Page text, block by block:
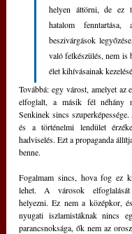
helyen áttörni, de ez
hatalom
beszivárgások
való felkészülés, nem is
élet kihívásainak
Továbbá: egy várost, amelyet az
elfoglalt, a másik fél néhány
Senkinek sincs
és a történelmi lendület
hadviselés. Ezt a propaganda
benne.
Fogalmam sincs, hova fog ez
lehet. A városok
helyezni. Ez nem a középkor,
nyugati iszlamistáknak nincs
parancsnoksága, ők nem az